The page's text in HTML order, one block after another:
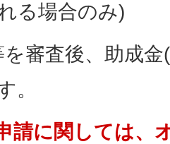
る場合のみ)
審査後、助成
。
請に関しては、